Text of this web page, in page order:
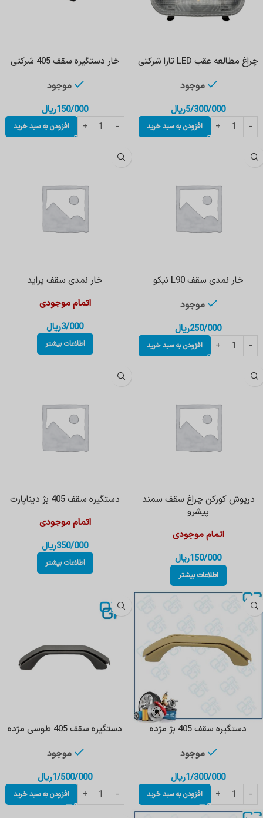
چراغ مطالعه عقب LED تارا شرکتی
موجود
5/300/000ریال
افزودن به سبد خرید
خار دستگیره سقف 405 شرکتی
موجود
150/000ریال
افزودن به سبد خرید
خار نمدی سقف L90 نیکو
موجود
250/000ریال
افزودن به سبد خرید
خار نمدی سقف پراید
اتمام موجودی
3/000ریال
اطلاعات بیشتر
درپوش کورکن چراغ سقف سمند
پیشرو
اتمام موجودی
150/000ریال
اطلاعات بیشتر
دستگیره سقف 405 بژ دیناپارت
اتمام موجودی
350/000ریال
اطلاعات بیشتر
دستگیره سقف 405 بژ مژده
موجود
1/300/000ریال
افزودن به سبد خرید
دستگیره سقف 405 طوسی مژده
موجود
1/500/000ریال
افزودن به سبد خرید